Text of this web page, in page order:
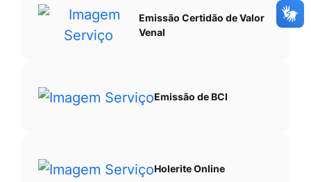
Emissão Certidão de Valor
Venal
Emissão de BCI
Holerite Online